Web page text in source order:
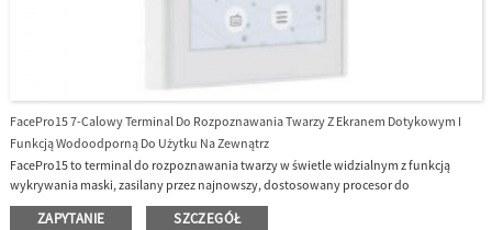
FacePro15 7-Calowy Terminal Do Rozpoznawania Twarzy Z Ekranem Dotykowym I
Funkcją Wodoodporną Do Użytku Na Zewnątrz
FacePro15 to terminal do rozpoznawania twarzy w świetle widzialnym z funkcją
wykrywania maski, zasilany przez najnowszy, dostosowany procesor do
uruchamiania algorytmu rozpoznawania twarzy opracowanego przez inżynierię
intelektualną.Został zaprojektowany w celu zwiększenia wydajności we wszystkich
ZAPYTANIE SZCZEGÓŁ